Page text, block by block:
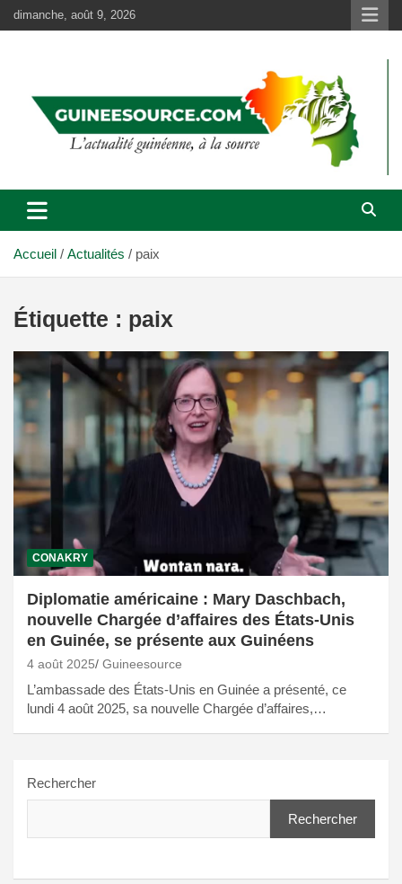
Aller
au
dimanche, août 9, 2026
Accueil Actualités paix
Étiquette : paix
CONAKRY
Diplomatie américaine : Mary Daschbach,
nouvelle Chargée d’affaires des États-Unis
en Guinée, se présente aux Guinéens
4 août 2025 Guineesource
L’ambassade des États-Unis en Guinée a présenté, ce
lundi 4 août 2025, sa nouvelle Chargée d’affaires,…
Rechercher
Rechercher